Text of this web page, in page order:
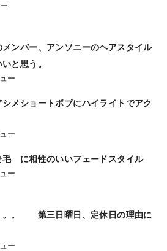
メンバー、アンソニーのヘアスタイル
と思う。
ー
シメショートボブにハイライトでアク
ー
に相性のいいフェードスタイル
ー
。。 第三日曜日、定休日の理由に
ー